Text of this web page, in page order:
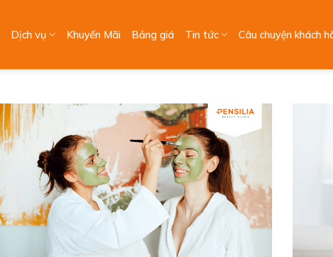
Dịch vụ Khuyến Mãi Bảng giá Tin tức Câu chuyện khách